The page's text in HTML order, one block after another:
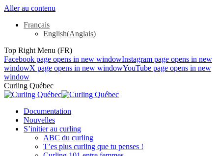
Aller au contenu
Français
English(Anglais)
Top Right Menu (FR)
Facebook page opens in new windowInstagram page opens in new
windowX page opens in new windowYouTube page opens in new
window
Curling Québec
Documentation
Nouvelles
S’initier au curling
ABC du curling
T’es plus curling que tu penses !